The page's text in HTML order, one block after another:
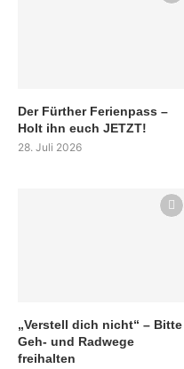
Der Fürther Ferienpass –
Holt ihn euch JETZT!
28. Juli 2026
„Verstell dich nicht“ – Bitte
Geh- und Radwege
freihalten